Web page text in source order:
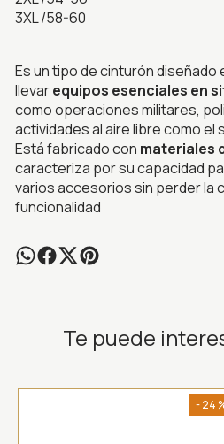
3XL /58-60
Es un tipo de cinturón
llevarequipos esenciales en
como operaciones militares,
actividades al aire libre como el
Está fabricado con materiales
caracteriza por su capacidad
varios accesorios sin perder la
funcionalidad
Te puede
- 24